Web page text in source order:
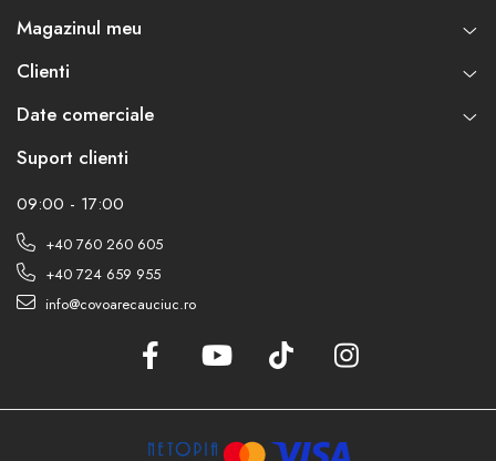
Magazinul meu
Clienti
Date comerciale
Suport clienti
09:00 - 17:00
+40 760 260 605
+40 724 659 955
info@covoarecauciuc.ro